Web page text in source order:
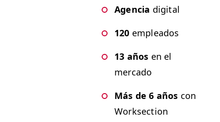
Agen­cia digital
120 empleados
13 años en el
mercado
Más de 6 años con
Worksection